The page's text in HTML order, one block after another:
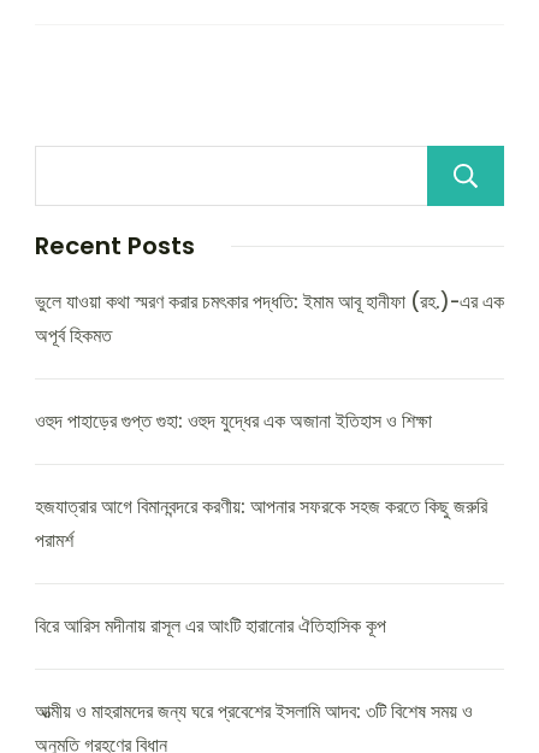
Recent Posts
ভুলে যাওয়া কথা স্মরণ করার চমৎকার পদ্ধতি: ইমাম আবূ হানীফা (রহ.)-এর এক
অপূর্ব হিকমত
ওহুদ পাহাড়ের গুপ্ত গুহা: ওহুদ যুদ্ধের এক অজানা ইতিহাস ও শিক্ষা
হজযাত্রার আগে বিমানবন্দরে করণীয়: আপনার সফরকে সহজ করতে কিছু জরুরি
পরামর্শ
বিরে আরিস মদীনায় রাসূল এর আংটি হারানোর ঐতিহাসিক কূপ
আত্মীয় ও মাহরামদের জন্য ঘরে প্রবেশের ইসলামি আদব: ৩টি বিশেষ সময় ও
অনুমতি গ্রহণের বিধান